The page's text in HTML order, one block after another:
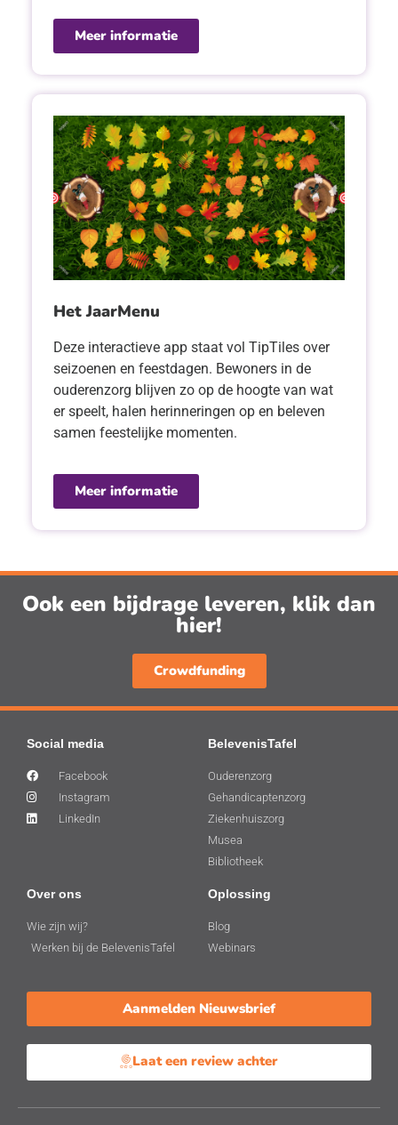
Meer informatie
Het JaarMenu
Deze interactieve app staat vol TipTiles over
seizoenen en feestdagen. Bewoners in de
ouderenzorg blijven zo op de hoogte van wat
er speelt, halen herinneringen op en beleven
samen feestelijke momenten.
Meer informatie
Ook een bijdrage leveren, klik dan
hier!
Crowdfunding
Social media
Facebook
Instagram
LinkedIn
BelevenisTafel
Ouderenzorg
Gehandicaptenzorg
Ziekenhuiszorg
Musea
Bibliotheek
Over ons
Wie zijn wij?
Werken bij de BelevenisTafel
Oplossing
Blog
Webinars
Aanmelden Nieuwsbrief
Laat een review achter